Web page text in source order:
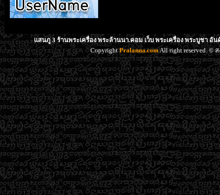
แสนภู 3 ร้านพระเครื่อง พระล้านนา.คอม เว็บ พระเครื่อง พระบูชา อั
CopyrightPralanna.comAll right reserved. ©